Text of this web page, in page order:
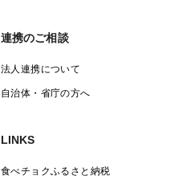
連携のご相談
法人連携について
自治体・省庁の方へ
LINKS
食べチョクふるさと納税